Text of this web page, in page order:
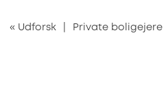
« Udforsk Private boligejere